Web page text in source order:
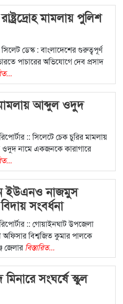
মামলায় পুলিশ
ডেস্ক : বাংলাদেশের গুরুত্বপূর্ণ
পাচারের অভিযোগে দেব প্রসাদ
আব্দুল ওদুদ
:: সিলেটে চেক চুরির মামলায়
নামে একজনকে কারাগারে
ইউএনও নাজমুস
সংবর্ধনা
:: গোয়াইনঘাট উপজেলা
অফিসার বিশ্বজিত কুমার পালকে
জেলার বিস্তারিত...
মিনারে সংঘর্ষে স্কুল